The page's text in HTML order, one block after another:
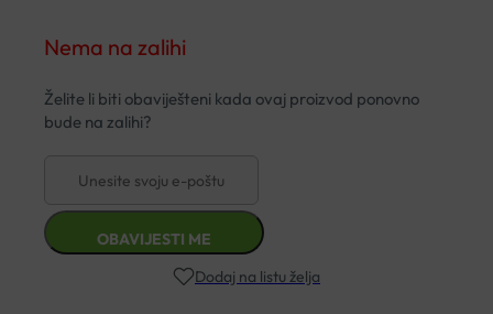
Nema na zalihi
Dodaj na listu želja